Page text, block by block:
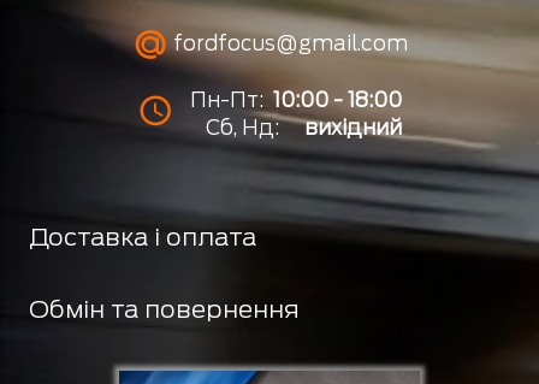
fordfocus@gmail.com
Пн-Пт: 10:00 - 18:00
Сб, Нд:
вихідний
Доставка і оплата
Обмін та повернення